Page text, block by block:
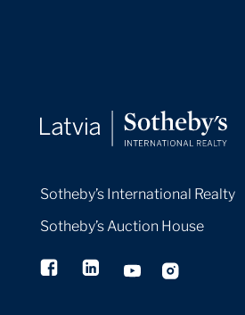
Sotheby’s International Realty
Sotheby’s Auction House